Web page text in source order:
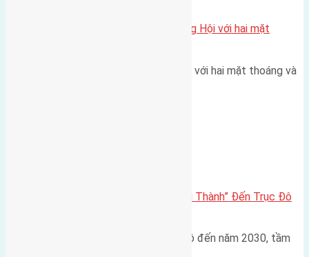
Một vị trí hiếm còn lại tại X1 Đông Hội với hai mặt
Một góc tái định cư X1 Đông Hội với hai mặt thoáng và
Đông Anh 2026: Từ “Huyện Ngoại Thành” Đến Trục Đô
Trong bối cảnh Quy hoạch Thủ đô đến năm 2030, tầm